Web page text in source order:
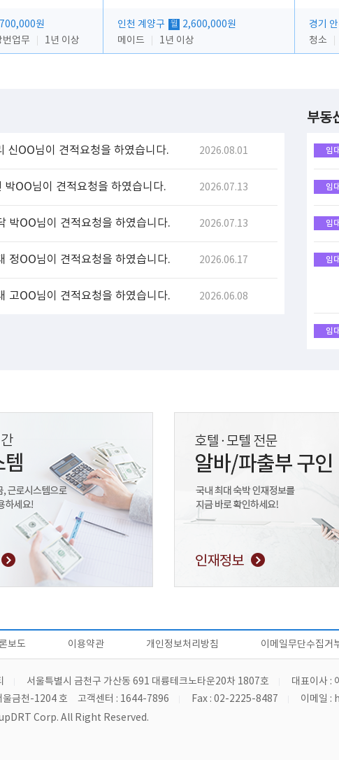
원
번업무
1년 이상
인천 계양구 월
2,600,000원
메이드
1년 이상
경기 안
청소
신OO님이 견적요청을 하였습니다. 2026.08.01
박OO님이 견적요청을 하였습니다. 2026.07.13
박OO님이 견적요청을 하였습니다. 2026.07.13
정OO님이 견적요청을 하였습니다. 2026.06.17
고OO님이 견적요청을 하였습니다. 2026.06.08
부동
임대
임대
임대
임대
임대
보도 이용약관 개인정보처리방침 이메일무단수집거
서울특별시 금천구 가산동 691 대륭테크노타운20차 1807호 대표이사 :
울금천-1204 호
고객센터 : 1644-7896 Fax : 02-2225-8487 이메일 :
Corp. All Right Reserved.